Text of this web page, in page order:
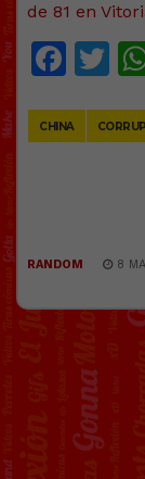
de 81 en
CHINA
RANDOM 8